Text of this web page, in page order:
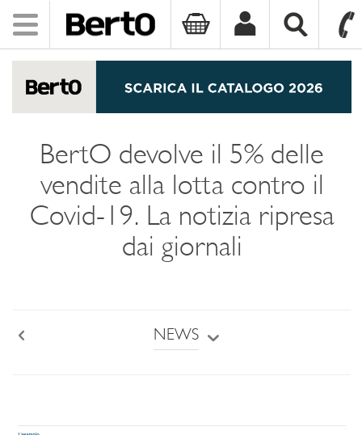
Toggle
navigation
BertO devolve il 5% delle
vendite alla lotta contro il
Covid-19. La notizia ripresa
dai giornali
NEWS